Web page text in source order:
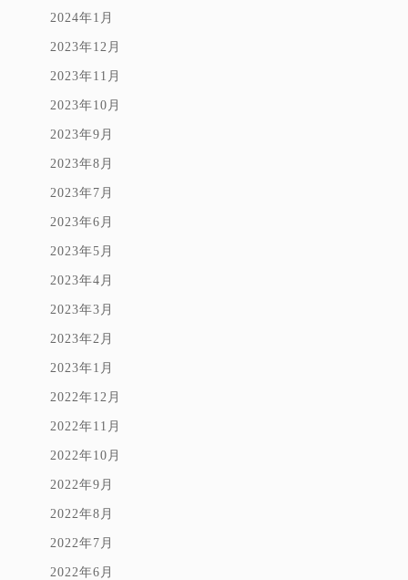
2024年1月
2023年12月
2023年11月
2023年10月
2023年9月
2023年8月
2023年7月
2023年6月
2023年5月
2023年4月
2023年3月
2023年2月
2023年1月
2022年12月
2022年11月
2022年10月
2022年9月
2022年8月
2022年7月
2022年6月